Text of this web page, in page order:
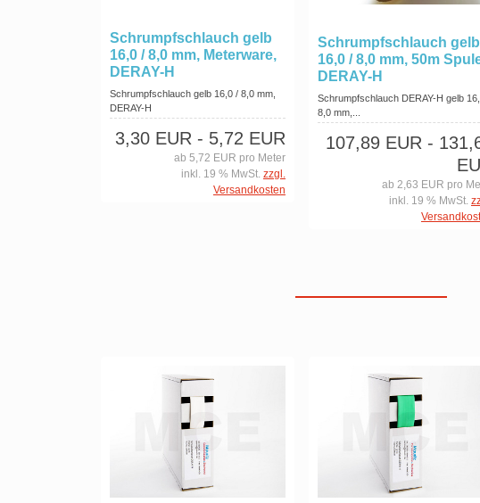
Schrumpfschlauch gelb
16,0 / 8,0 mm, Meterware,
DERAY-H
Schrumpfschlauch gelb 16,0 / 8,0 mm,
DERAY-H
3,30 EUR - 5,72 EUR
ab 5,72 EUR pro Meter
inkl. 19 % MwSt. zzgl.
Versandkosten
Schrumpfschlauch gelb
16,0 / 8,0 mm, 50m
DERAY-H
Schrumpfschlauch DERAY-H gelb
8,0 mm,...
107,89 EUR -
ab 2,63 EUR pro
inkl. 19 % MwSt.